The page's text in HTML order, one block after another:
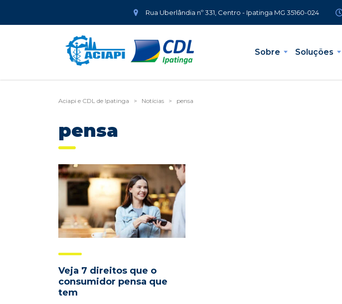
Rua Uberlândia nº 331, Centro - Ipatinga MG 35160-024
Sobre Soluções
Aciapi e CDL de Ipatinga > Notícias > pensa
pensa
Veja 7 direitos que o
consumidor pensa que
tem